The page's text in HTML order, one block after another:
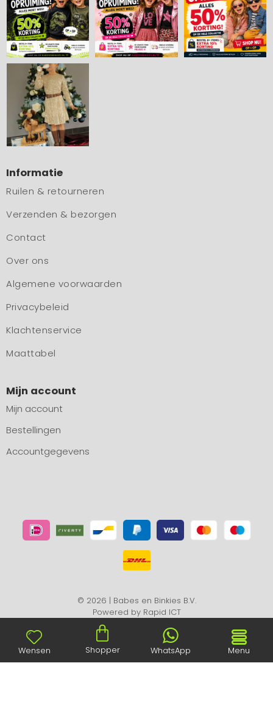
Informatie
Ruilen & retourneren
Verzenden & bezorgen
Contact
Over ons
Algemene voorwaarden
Privacybeleid
Klachtenservice
Maattabel
Mijn account
Mijn account
Bestellingen
Accountgegevens
© 2026 | Babes en Binkies B.V.
Powered by Rapid ICT
Wensen Shopper WhatsApp Menu